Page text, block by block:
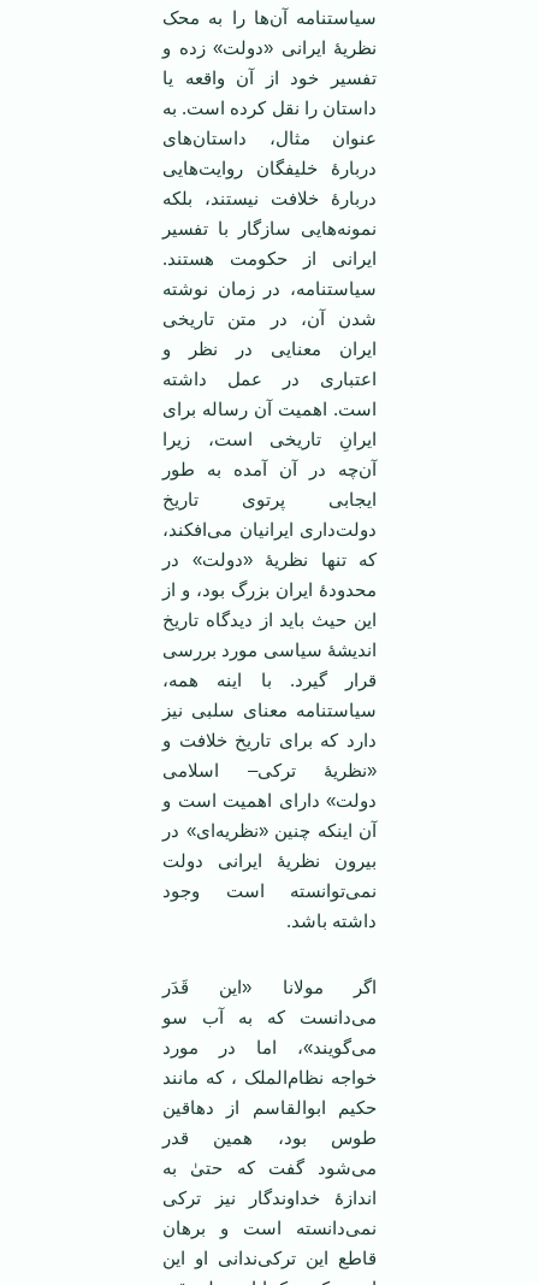
سیاستنامه آن‌ها را به محک
نظریۀ ایرانی «دولت» زده و
تفسیر خود از آن واقعه یا
داستان را نقل کرده است. به
عنوان مثال، داستان‌های
دربارۀ خلیفگان روایت‌هایی
دربارۀ خلافت نیستند، بلکه
نمونه‌هایی سازگار با تفسیر
ایرانی از حکومت هستند.
سیاستنامه، در زمان نوشته
شدن آن، در متن تاریخی
ایران معنایی در نظر و
اعتباری در عمل داشته
است. اهمیت آن رساله برای
ایرانِ تاریخی است، زیرا
آن‌چه در آن آمده به طور
ایجابی پرتوی تاریخ
دولت‌داری ایرانیان می‌افکند،
که تنها نظریۀ «دولت» در
محدودۀ ایران بزرگ بود، و از
این حیث باید از دیدگاه تاریخ
اندیشۀ سیاسی مورد بررسی
قرار گیرد. با اینه همه،
سیاستنامه معنای سلبی نیز
دارد که برای تاریخ خلافت و
«نظریۀ ترکی– اسلامی
دولت» دارای اهمیت است و
آن اینکه چنین «نظریه‌ای» در
بیرون نظریۀ ایرانی دولت
نمی‌توانسته است وجود
داشته باشد.
اگر مولانا «این قَدَر
می‌دانست که به آب سو
می‌‌گویند»، اما در مورد
خواجه نظام‌الملک ، که مانند
حکیم ابوالقاسم از دهاقین
طوس بود، همین قدر
می‌شود گفت که حتیٰ به
اندازۀ خداوندگار نیز ترکی
نمی‌دانسته است و برهان
قاطع این ترکی‌ندانی او این